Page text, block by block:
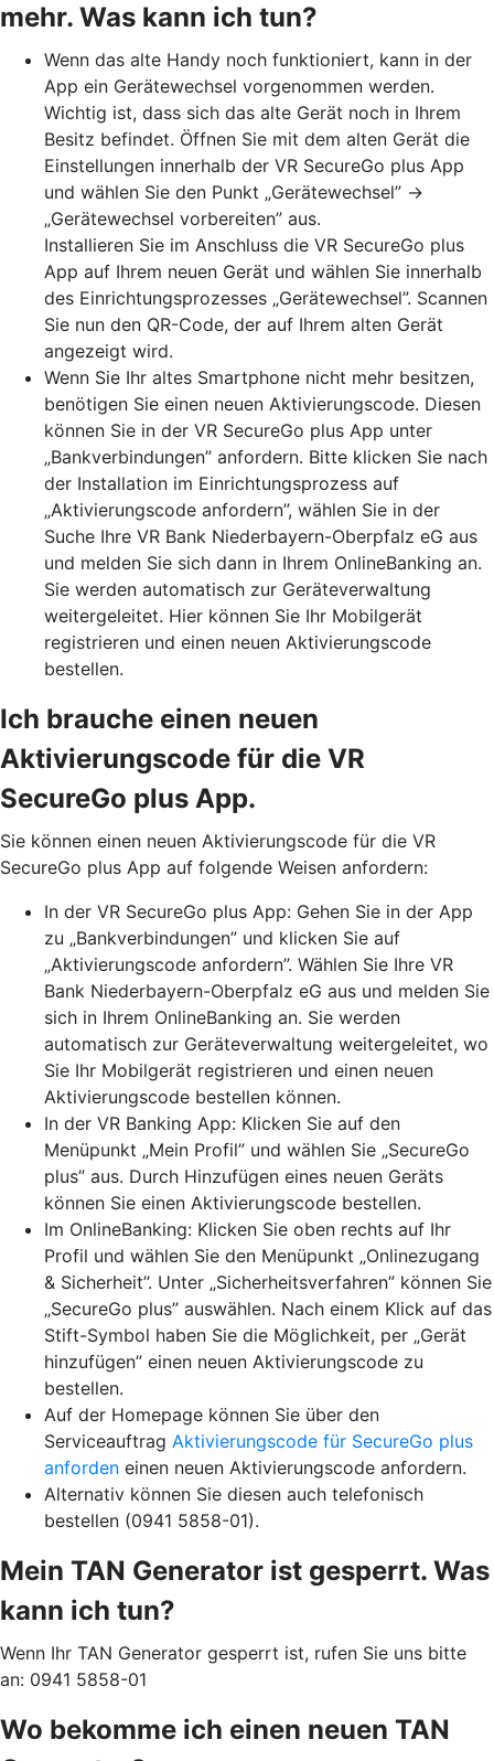
mehr. Was kann ich tun?
Wenn das alte Handy noch funktioniert, kann in der
App ein Gerätewechsel vorgenommen werden.
Wichtig ist, dass sich das alte Gerät noch in Ihrem
Besitz befindet. Öffnen Sie mit dem alten Gerät die
Einstellungen innerhalb der VR SecureGo plus App
und wählen Sie den Punkt „Gerätewechsel” →
„Gerätewechsel vorbereiten” aus.
Installieren Sie im Anschluss die VR SecureGo plus
App auf Ihrem neuen Gerät und wählen Sie innerhalb
des Einrichtungsprozesses „Gerätewechsel”. Scannen
Sie nun den QR-Code, der auf Ihrem alten Gerät
angezeigt wird.
Wenn Sie Ihr altes Smartphone nicht mehr besitzen,
benötigen Sie einen neuen Aktivierungscode. Diesen
können Sie in der VR SecureGo plus App unter
„Bankverbindungen” anfordern. Bitte klicken Sie nach
der Installation im Einrichtungsprozess auf
„Aktivierungscode anfordern”, wählen Sie in der
Suche Ihre VR Bank Niederbayern-Oberpfalz eG aus
und melden Sie sich dann in Ihrem OnlineBanking an.
Sie werden automatisch zur Geräteverwaltung
weitergeleitet. Hier können Sie Ihr Mobilgerät
registrieren und einen neuen Aktivierungscode
bestellen.
Ich brauche einen neuen
Aktivierungscode für die VR
SecureGo plus App.
Sie können einen neuen Aktivierungscode für die VR
SecureGo plus App auf folgende Weisen anfordern:
In der VR SecureGo plus App: Gehen Sie in der App
zu „Bankverbindungen” und klicken Sie auf
„Aktivierungscode anfordern”. Wählen Sie Ihre VR
Bank Niederbayern-Oberpfalz eG aus und melden Sie
sich in Ihrem OnlineBanking an. Sie werden
automatisch zur Geräteverwaltung weitergeleitet, wo
Sie Ihr Mobilgerät registrieren und einen neuen
Aktivierungscode bestellen können.
In der VR Banking App: Klicken Sie auf den
Menüpunkt „Mein Profil” und wählen Sie „SecureGo
plus” aus. Durch Hinzufügen eines neuen Geräts
können Sie einen Aktivierungscode bestellen.
Im OnlineBanking: Klicken Sie oben rechts auf Ihr
Profil und wählen Sie den Menüpunkt „Onlinezugang
& Sicherheit”. Unter „Sicherheitsverfahren” können Sie
„SecureGo plus” auswählen. Nach einem Klick auf das
Stift-Symbol haben Sie die Möglichkeit, per „Gerät
hinzufügen” einen neuen Aktivierungscode zu
bestellen.
Auf der Homepage können Sie über den
Serviceauftrag Aktivierungscode für SecureGo plus
anforden einen neuen Aktivierungscode anfordern.
Alternativ können Sie diesen auch telefonisch
bestellen (0941 5858-01).
Mein TAN Generator ist gesperrt. Was
kann ich tun?
Wenn Ihr TAN Generator gesperrt ist, rufen Sie uns bitte
an: 0941 5858-01
Wo bekomme ich einen neuen TAN